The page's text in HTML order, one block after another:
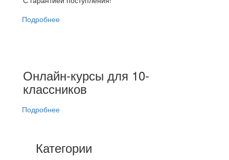
Подробнее
Онлайн-курсы для 10-
классников
Подробнее
Категории